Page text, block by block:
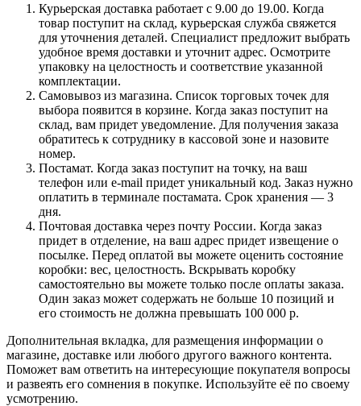
Курьерская доставка работает с 9.00 до 19.00. Когда
товар поступит на склад, курьерская служба свяжется
для уточнения деталей. Специалист предложит выбрать
удобное время доставки и уточнит адрес. Осмотрите
упаковку на целостность и соответствие указанной
комплектации.
Самовывоз из магазина. Список торговых точек для
выбора появится в корзине. Когда заказ поступит на
склад, вам придет уведомление. Для получения заказа
обратитесь к сотруднику в кассовой зоне и назовите
номер.
Постамат. Когда заказ поступит на точку, на ваш
телефон или e-mail придет уникальный код. Заказ нужно
оплатить в терминале постамата. Срок хранения — 3
дня.
Почтовая доставка через почту России. Когда заказ
придет в отделение, на ваш адрес придет извещение о
посылке. Перед оплатой вы можете оценить состояние
коробки: вес, целостность. Вскрывать коробку
самостоятельно вы можете только после оплаты заказа.
Один заказ может содержать не больше 10 позиций и
его стоимость не должна превышать 100 000 р.
Дополнительная вкладка, для размещения информации о
магазине, доставке или любого другого важного контента.
Поможет вам ответить на интересующие покупателя вопросы
и развеять его сомнения в покупке. Используйте её по своему
усмотрению.